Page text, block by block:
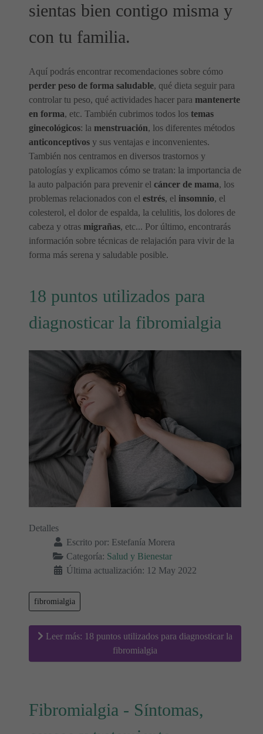
sientas bien contigo misma y
con tu familia.
Aquí podrás encontrar recomendaciones sobre cómo
perder peso de forma saludable, qué dieta seguir para
controlar tu peso, qué actividades hacer para mantenerte
en forma, etc. También cubrimos todos los temas
ginecológicos: la menstruación, los diferentes métodos
anticonceptivos y sus ventajas e inconvenientes.
También nos centramos en diversos trastornos y
patologías y explicamos cómo se tratan: la importancia de
la auto palpación para prevenir el cáncer de mama, los
problemas relacionados con el estrés, el insomnio, el
colesterol, el dolor de espalda, la celulitis, los dolores de
cabeza y otras migrañas, etc... Por último, encontrarás
información sobre técnicas de relajación para vivir de la
forma más serena y saludable posible.
18 puntos utilizados para
diagnosticar la fibromialgia
Detalles
Escrito por: Estefanía Morera
Categoría: Salud y Bienestar
Última actualización: 12 May 2022
fibromialgia
Leer más: 18 puntos utilizados para diagnosticar la
fibromialgia
Fibromialgia - Síntomas,